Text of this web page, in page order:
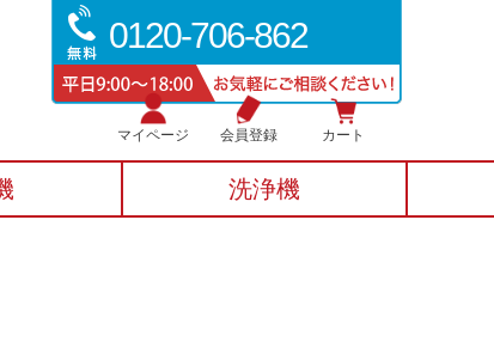
0120-706-862
マイページ 会員登録 カート
洗浄機